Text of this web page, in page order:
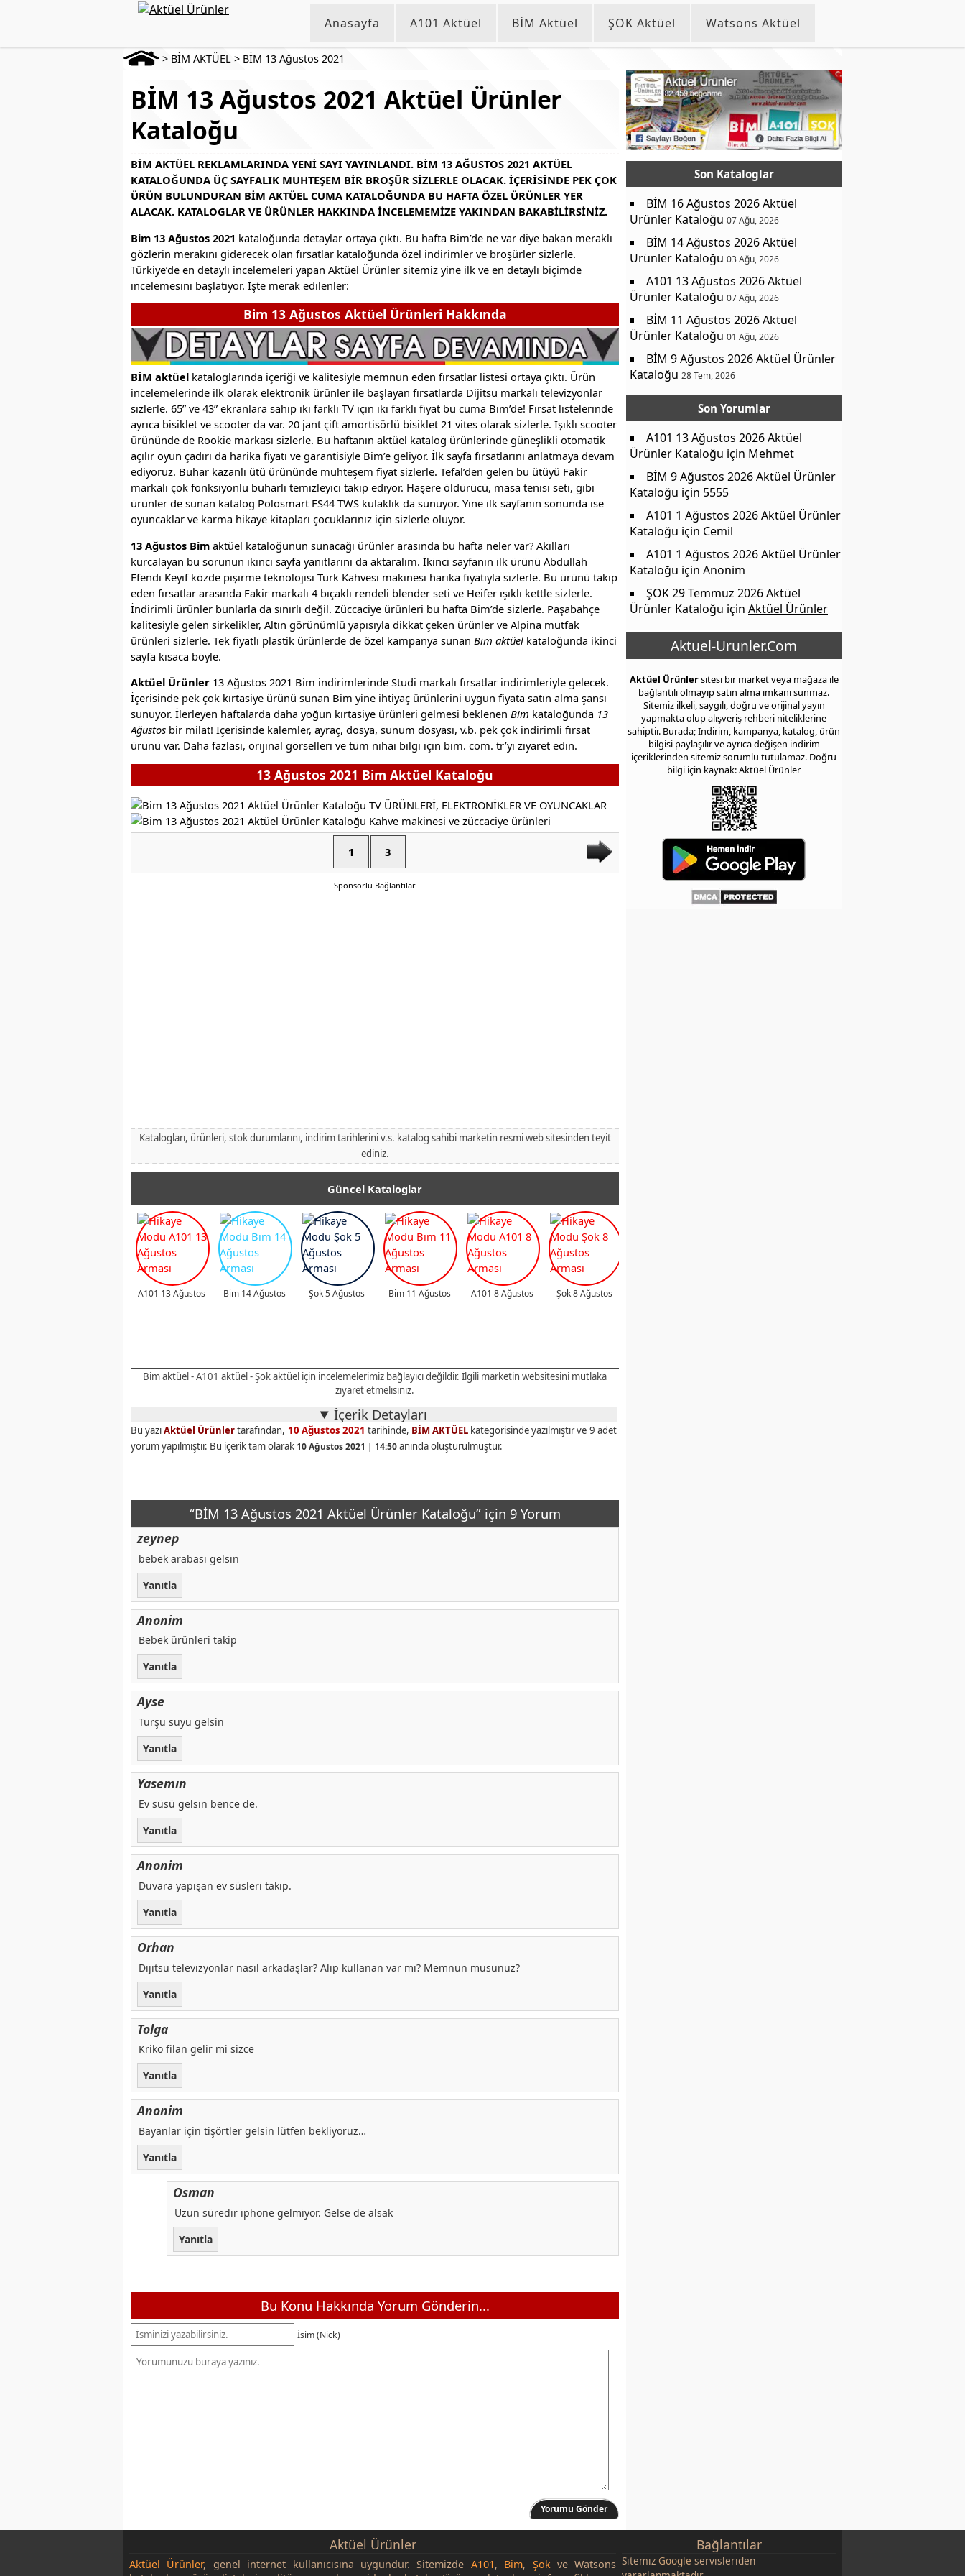
Anasayfa A101 Aktüel BİM Aktüel ŞOK Aktüel Watsons Aktüel
> BİM AKTÜEL > BİM 13 Ağustos 2021
BİM 13 Ağustos 2021 Aktüel Ürünler
Kataloğu
BIM AKTÜEL REKLAMLARINDA YENI SAYI YAYINLANDI. BIM 13 AĞUSTOS 2021 AKTÜEL
KATALOĞUNDA ÜÇ SAYFALIK MUHTEŞEM BIR BROŞÜR SIZLERLE OLACAK. İÇERISINDE PEK ÇOK
ÜRÜN BULUNDURAN BIM AKTÜEL CUMA KATALOĞUNDA BU HAFTA ÖZEL ÜRÜNLER YER
ALACAK. KATALOGLAR VE ÜRÜNLER HAKKINDA INCELEMEMIZE YAKINDAN BAKABILIRSINIZ.
Bim 13 Ağustos 2021 kataloğunda detaylar ortaya çıktı. Bu hafta Bim’de ne var diye bakan meraklı
gözlerin merakını giderecek olan fırsatlar kataloğunda özel indirimler ve broşürler sizlerle.
Türkiye’de en detaylı incelemeleri yapan Aktüel Ürünler sitemiz yine ilk ve en detaylı biçimde
incelemesini başlatıyor. İşte merak edilenler:
Bim 13 Ağustos Aktüel Ürünleri Hakkında
BİM aktüel kataloglarında içeriği ve kalitesiyle memnun eden fırsatlar listesi ortaya çıktı. Ürün
incelemelerinde ilk olarak elektronik ürünler ile başlayan fırsatlarda Dijitsu markalı televizyonlar
sizlerle. 65” ve 43” ekranlara sahip iki farklı TV için iki farklı fiyat bu cuma Bim’de! Fırsat listelerinde
ayrıca bisiklet ve scooter da var. 20 jant çift amortisörlü bisiklet 21 vites olarak sizlerle. Işıklı scooter
ürününde de Rookie markası sizlerle. Bu haftanın aktüel katalog ürünlerinde güneşlikli otomatik
açılır oyun çadırı da harika fiyatı ve garantisiyle Bim’e geliyor. İlk sayfa fırsatlarını anlatmaya devam
ediyoruz. Buhar kazanlı ütü ürününde muhteşem fiyat sizlerle. Tefal’den gelen bu ütüyü Fakir
markalı çok fonksiyonlu buharlı temizleyici takip ediyor. Haşere öldürücü, masa tenisi seti, gibi
ürünler de sunan katalog Polosmart FS44 TWS kulaklık da sunuyor. Yine ilk sayfanın sonunda ise
oyuncaklar ve karma hikaye kitapları çocuklarınız için sizlerle oluyor.
13 Ağustos Bim aktüel kataloğunun sunacağı ürünler arasında bu hafta neler var? Akılları
kurcalayan bu sorunun ikinci sayfa yanıtlarını da aktaralım. İkinci sayfanın ilk ürünü Abdullah
Efendi Keyif közde pişirme teknolojisi Türk Kahvesi makinesi harika fiyatıyla sizlerle. Bu ürünü takip
eden fırsatlar arasında Fakir markalı 4 bıçaklı rendeli blender seti ve Heifer ışıklı kettle sizlerle.
İndirimli ürünler bunlarla da sınırlı değil. Züccaciye ürünleri bu hafta Bim’de sizlerle. Paşabahçe
kalitesiyle gelen sirkelikler, Altın görünümlü yapısıyla dikkat çeken ürünler ve Alpina mutfak
ürünleri sizlerle. Tek fiyatlı plastik ürünlerde de özel kampanya sunan Bim aktüel kataloğunda ikinci
sayfa kısaca böyle.
Aktüel Ürünler 13 Ağustos 2021 Bim indirimlerinde Studi markalı fırsatlar indirimleriyle gelecek.
İçerisinde pek çok kırtasiye ürünü sunan Bim yine ihtiyaç ürünlerini uygun fiyata satın alma şansı
sunuyor. İlerleyen haftalarda daha yoğun kırtasiye ürünleri gelmesi beklenen Bim kataloğunda 13
Ağustos bir milat! İçerisinde kalemler, ayraç, dosya, sunum dosyası, v.b. pek çok indirimli fırsat
ürünü var. Daha fazlası, orijinal görselleri ve tüm nihai bilgi için bim. com. tr’yi ziyaret edin.
13 Ağustos 2021 Bim Aktüel Kataloğu
1 3
Sponsorlu Bağlantılar
Katalogları, ürünleri, stok durumlarını, indirim tarihlerini v.s. katalog sahibi marketin resmi web sitesinden teyit
ediniz.
Güncel Kataloglar
A101 13 Ağustos Bim 14 Ağustos Şok 5 Ağustos Bim 11 Ağustos A101 8 Ağustos Şok 8 Ağustos
Bim aktüel - A101 aktüel - Şok aktüel için incelemelerimiz bağlayıcıdeğildir. İlgili marketin websitesini mutlaka
ziyaret etmelisiniz.
İçerik Detayları
Bu yazıAktüel Ürünlertarafından, 10 Ağustos 2021 tarihinde, BİM AKTÜEL kategorisinde yazılmıştır ve 9 adet
yorum yapılmıştır. Bu içerik tam olarak 10 Ağustos 2021 | 14:50anında oluşturulmuştur.
“BİM 13 Ağustos 2021 Aktüel Ürünler Kataloğu” için 9 Yorum
zeynep
bebek arabası gelsin
Yanıtla
Anonim
Bebek ürünleri takip
Yanıtla
Ayse
Turşu suyu gelsin
Yanıtla
Yasemın
Ev süsü gelsin bence de.
Yanıtla
Anonim
Duvara yapışan ev süsleri takip.
Yanıtla
Orhan
Dijitsu televizyonlar nasıl arkadaşlar? Alıp kullanan var mı? Memnun musunuz?
Yanıtla
Tolga
Kriko filan gelir mi sizce
Yanıtla
Anonim
Bayanlar için tişörtler gelsin lütfen bekliyoruz…
Yanıtla
Osman
Uzun süredir iphone gelmiyor. Gelse de alsak
Yanıtla
Bu Konu Hakkında Yorum Gönderin...
İsim (Nick)
Yorumu Gönder
Son Kataloglar
BİM 16 Ağustos 2026 Aktüel
Ürünler Kataloğu 07 Ağu, 2026
BİM 14 Ağustos 2026 Aktüel
Ürünler Kataloğu 03 Ağu, 2026
A101 13 Ağustos 2026 Aktüel
Ürünler Kataloğu 07 Ağu, 2026
BİM 11 Ağustos 2026 Aktüel
Ürünler Kataloğu 01 Ağu, 2026
BİM 9 Ağustos 2026 Aktüel Ürünler
Kataloğu 28 Tem, 2026
Son Yorumlar
A101 13 Ağustos 2026 Aktüel
Ürünler Kataloğu için Mehmet
BİM 9 Ağustos 2026 Aktüel Ürünler
Kataloğu için 5555
A101 1 Ağustos 2026 Aktüel Ürünler
Kataloğu için Cemil
A101 1 Ağustos 2026 Aktüel Ürünler
Kataloğu için Anonim
ŞOK 29 Temmuz 2026 Aktüel
Ürünler Kataloğu için Aktüel Ürünler
Aktuel-Urunler.Com
Aktüel Ürünlersitesi bir market veya mağaza ile
bağlantılı olmayıp satın alma imkanı sunmaz.
Sitemiz ilkeli, saygılı, doğru ve orijinal yayın
yapmakta olup alışveriş rehberi niteliklerine
sahiptir. Burada; İndirim, kampanya, katalog, ürün
bilgisi paylaşılır ve ayrıca değişen indirim
içeriklerinden sitemiz sorumlu tutulamaz. Doğru
bilgi için kaynak: Aktüel Ürünler
Aktüel Ürünler
Aktüel Ürünler, genel internet kullanıcısına uygundur. Sitemizde A101, Bim, Şok ve Watsons
Bağlantılar
Sitemiz Google servisleriden